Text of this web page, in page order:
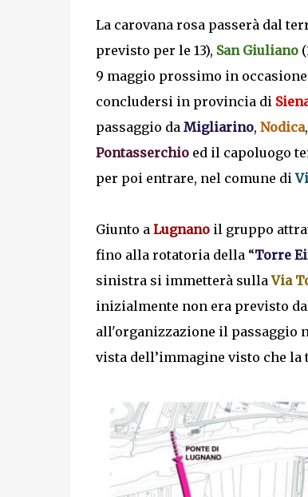
La carovana rosa passerà dal
previsto per le 13), San Giuliano
9 maggio prossimo in
concludersi in provincia di
passaggio da Migliarino, Nodica
Pontasserchioed il capoluogo
per poi entrare, nel comune di
Giunto a Lugnanoil gruppo
fino alla rotatoria della “Torre
sinistra si immetterà sullaVia
inizialmente non era previsto
all'organizzazione il passaggio
vista dell’immagine visto che